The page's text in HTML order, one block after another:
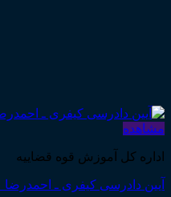
مشاهده
اداره کل آموزش قوه قضاییه
آیین دادرسی کیفری ـ احمدرضا